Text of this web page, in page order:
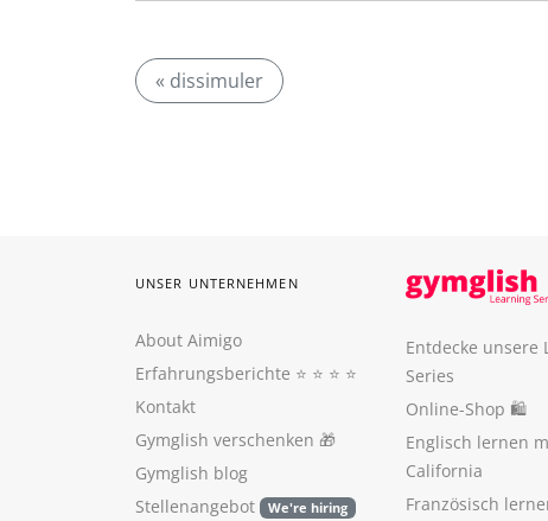
« dissimuler
UNSER UNTERNEHMEN
About Aimigo
Erfahrungsberichte ⭐️ ⭐️ ⭐️ ⭐️
Kontakt
Gymglish verschenken 🎁
Gymglish blog
Stellenangebot
We're hiring
Entdecke unsere
Series
Online-Shop 🛍
Englisch lernen
California
Französisch